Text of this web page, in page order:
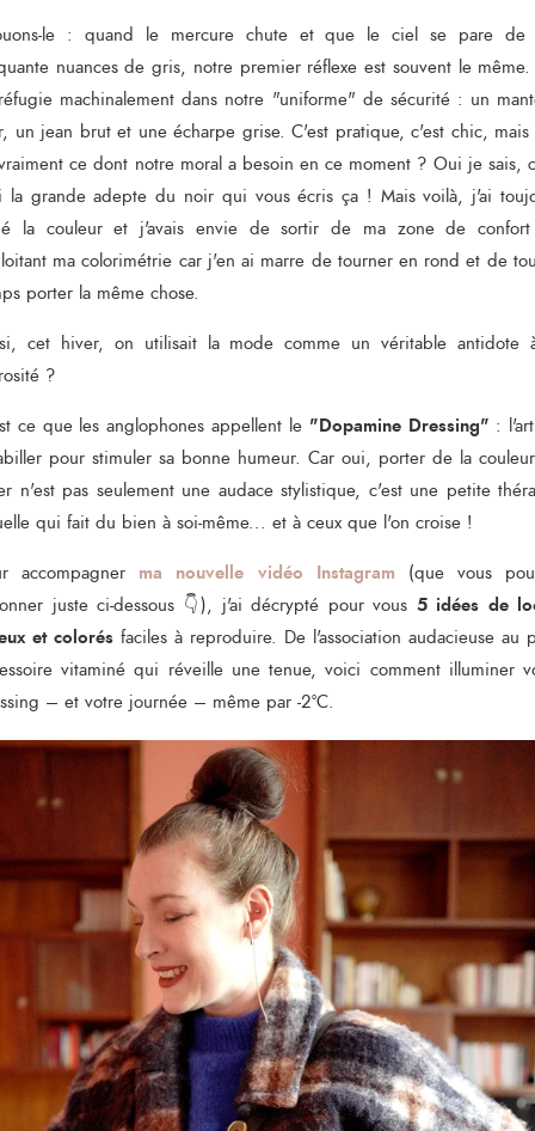
le : quand le mercure chute et que le ciel se pare de
nuances de gris, notre premier réflexe est souvent le
machinalement dans notre "uniforme" de sécurité : un
un jean brut et une écharpe grise. C'est pratique, c'est chic, mais
ce dont notre moral a besoin en ce moment ? Oui je sais,
la grande adepte du noir qui vous écris ça ! Mais voilà, j'ai
la couleur et j'avais envie de sortir de ma zone de
ma colorimétrie car j'en ai marre de tourner en rond et de
porter la même chose.
cet hiver, on utilisait la mode comme un véritable antidote
?
ce que les anglophones appellent le "Dopamine Dressing" :
pour stimuler sa bonne humeur. Car oui, porter de la
n'est pas seulement une audace stylistique, c'est une petite
qui fait du bien à soi-même... et à ceux que l'on croise !
accompagner ma nouvelle vidéo Instagram (que vous
juste ci-dessous 👇), j'ai décrypté pour vous 5 idées de
et colorés faciles à reproduire. De l'association audacieuse au
vitaminé qui réveille une tenue, voici comment illuminer
– et votre journée – même par -2°C.